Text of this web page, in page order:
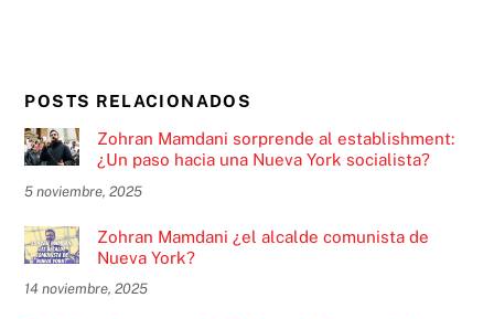
POSTS RELACIONADOS
Zohran Mamdani sorprende al establishment:
¿Un paso hacia una Nueva York socialista?
5 noviembre, 2025
Zohran Mamdani ¿el alcalde comunista de
Nueva York?
14 noviembre, 2025